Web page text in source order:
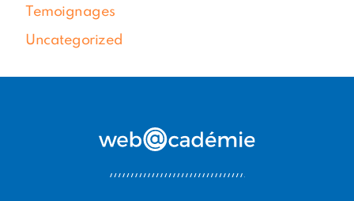
Temoignages
Uncategorized